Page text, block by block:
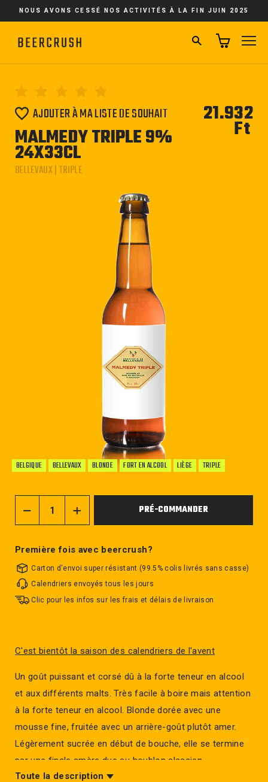
PasserNOUS AVONS CESSÉ NOS ACTIVITÉS À LA FIN JUIN 2025
RECHERCHER
AJOUTER À MA LISTE DE SOUHAIT
MALMEDY TRIPLE 9%
24X33CL
BELLEVAUX | TRIPLE
BELGIQUE BELLEVAUX BLONDE FORT EN ALCOOL LIÈGE TRIPLE
21.932
Ft
PRÉ-COMMANDER
Première fois avec beercrush?
Carton d'envoi super résistant (99.5% colis livrés sans casse)
Calendriers envoyés tous les jours
Clic pour les infos sur les frais et délais de livraison
C'est bientôt la saison des calendriers de l'avent
Un goût puissant et corsé dû à la forte teneur en alcool
et aux différents malts. Très facile à boire mais attention
à la forte teneur en alcool. Blonde dorée avec une
mousse fine, fruitée avec un arrière-goût plutôt amer.
Légèrement sucrée en début de bouche, elle se termine
par une finale amère due au houblon alsacien.
Toute la description